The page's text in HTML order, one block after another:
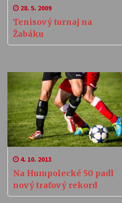
28. 5. 2009
Tenisový turnaj na
Žabáku
4. 10. 2013
Na Humpolecké 50 padl
nový traťový rekord